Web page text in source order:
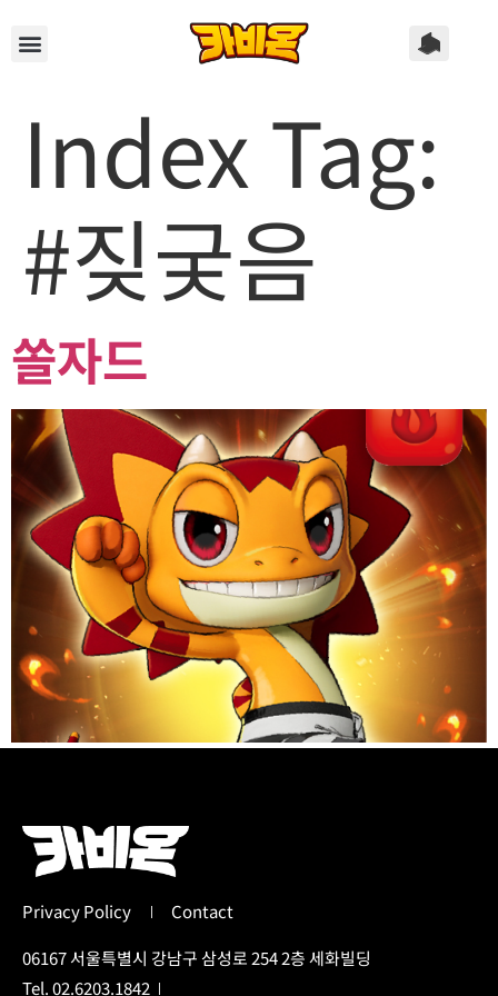
Index Tag:
#짖궂음
쏠자드
Privacy Policy
Contact
06167 서울특별시 강남구 삼성로 254 2층 세화빌딩
Tel. 02.6203.1842